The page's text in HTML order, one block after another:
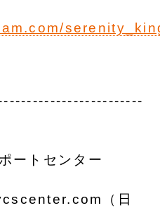
ートセンター
（日